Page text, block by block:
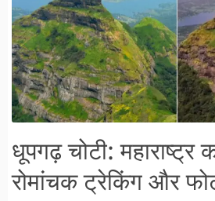
धूपगढ़ चोटी: महाराष्ट्र
रोमांचक ट्रेकिंग और